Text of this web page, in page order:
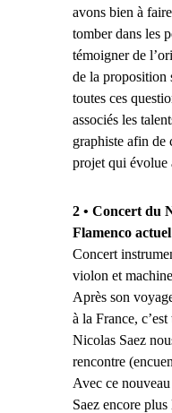
avons bien à
tomber dans les
témoigner de
de la proposition
toutes ces
associés les
graphiste afin de
projet qui évolue
2 • Concert du
Flamenco actuel
Concert
violon et
Après son
à la France,
Nicolas Saez
rencontre
Avec ce
Saez encore